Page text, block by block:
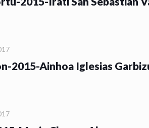
2015-Ainhoa Iglesias